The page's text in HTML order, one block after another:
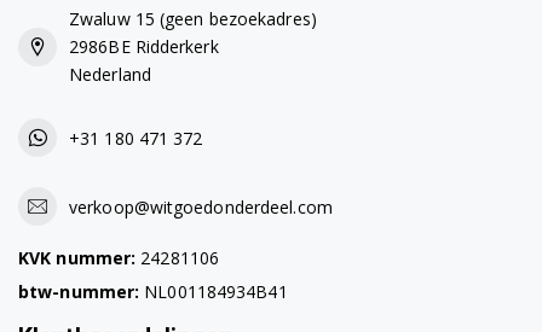
Zwaluw 15 (geen bezoekadres)
2986BE Ridderkerk
Nederland
+31 180 471 372
verkoop@witgoedonderdeel.com
KVK nummer: 24281106
btw-nummer: NL001184934B41